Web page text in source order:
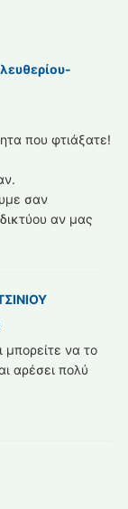
που φτιάξατε!
σαν
αν μας
να το
αρέσει πολύ